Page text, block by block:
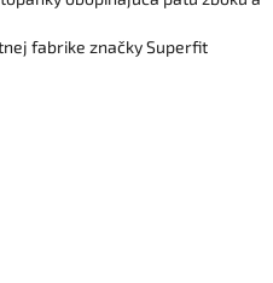
fabrike značky Superfit